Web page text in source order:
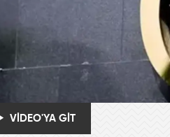
VİDEO'YA GİT